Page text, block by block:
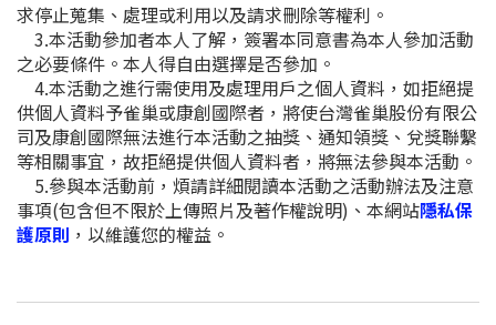
求停止蒐集、處理或利用以及請求刪除等權利。
3.本活動參加者本人了解，簽署本同意書為本人參加活動
之必要條件。本人得自由選擇是否參加。
4.本活動之進行需使用及處理用戶之個人資料，如拒絕提
供個人資料予雀巢或康創國際者，將使台灣雀巢股份有限公
司及康創國際無法進行本活動之抽獎、通知領獎、兌獎聯繫
等相關事宜，故拒絕提供個人資料者，將無法參與本活動。
5.參與本活動前，煩請詳細閱讀本活動之活動辦法及注意
事項(包含但不限於上傳照片及著作權說明)、本網站隱私保
護原則 ，以維護您的權益。